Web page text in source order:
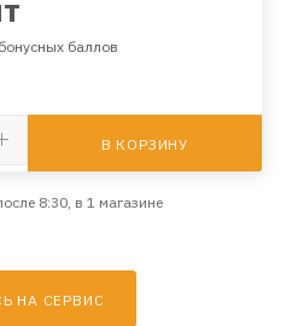
баллов
В КОРЗИНУ
8:30, в 1 магазине
НА СЕРВИС